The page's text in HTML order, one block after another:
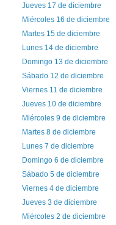
Jueves 17 de diciembre
Miércoles 16 de diciembre
Martes 15 de diciembre
Lunes 14 de diciembre
Domingo 13 de diciembre
Sábado 12 de diciembre
Viernes 11 de diciembre
Jueves 10 de diciembre
Miércoles 9 de diciembre
Martes 8 de diciembre
Lunes 7 de diciembre
Domingo 6 de diciembre
Sábado 5 de diciembre
Viernes 4 de diciembre
Jueves 3 de diciembre
Miércoles 2 de diciembre